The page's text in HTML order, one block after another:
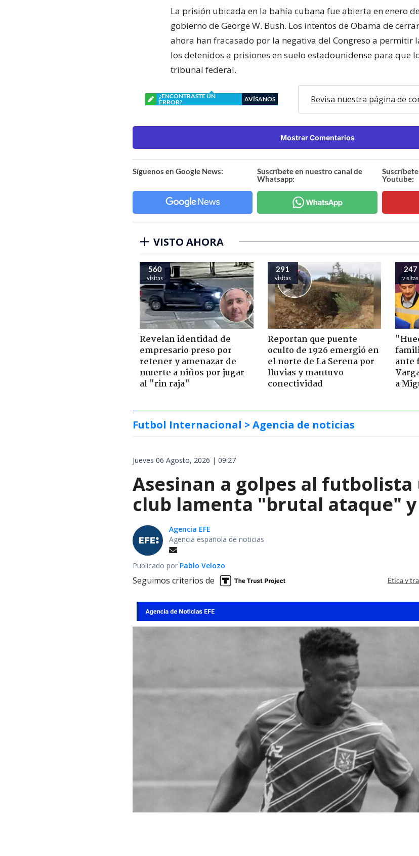
La prisión ubicada en la bahía cubana fue abierta en enero
gobierno de George W. Bush. Los intentos de Obama de
ahora han fracasado por la negativa del Congreso a permitir
los detenidos a prisiones en suelo estadounidense para que
tribunal federal.
¿ENCONTRASTE UN
ERROR?
AVÍSANOS Revisa nuestra página de
Mostrar Comentarios
Síguenos en Google News:
Suscríbete en nuestro canal de
Whatsapp:
Youtube:
VISTO AHORA
560
visitas
Revelan identidad de
empresario preso por
retener y amenazar de
muerte a niños por jugar
al "rin raja"
291
visitas
Reportan que puente
oculto de 1926 emergió en
el norte de La Serena por
lluvias y mantuvo
conectividad
247
visitas
ante
a
Futbol Internacional > Agencia de noticias
Jueves 06 Agosto, 2026 | 09:27
Asesinan a golpes al futbolista
club lamenta "brutal ataque"
Agencia EFE
Agencia española de noticias
Publicado por Pablo Velozo
Seguimos criterios de Ética y